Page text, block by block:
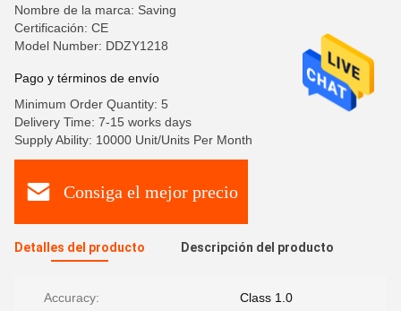
Nombre de la marca: Saving
Certificación: CE
Model Number: DDZY1218
Pago y términos de envío
Minimum Order Quantity: 5
Delivery Time: 7-15 works days
Supply Ability: 10000 Unit/Units Per Month
Consiga el mejor precio
Detalles del producto Descripción del producto
Accuracy: Class 1.0